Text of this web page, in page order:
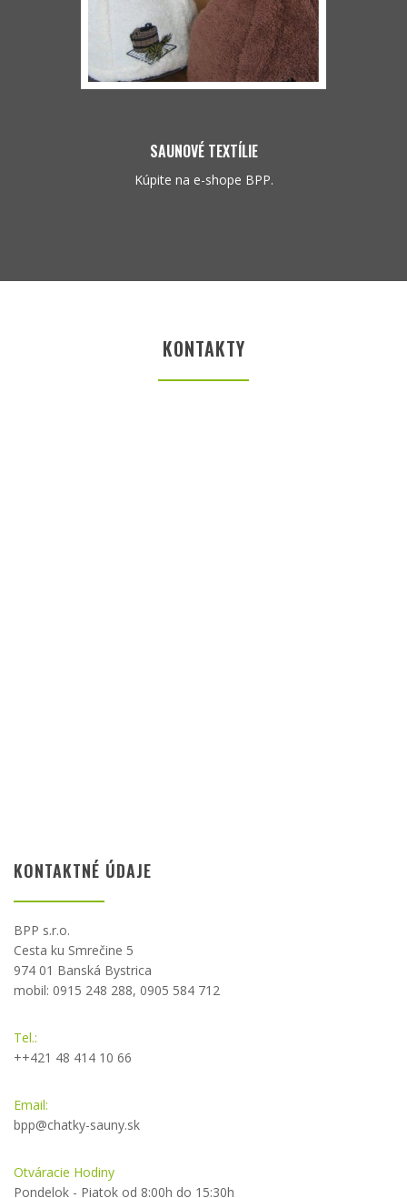
SAUNOVÉ TEXTÍLIE
Kúpite na e-shope BPP.
KONTAKTY
KONTAKTNÉ ÚDAJE
BPP s.r.o.
Cesta ku Smrečine 5
974 01 Banská Bystrica
mobil: 0915 248 288, 0905 584 712
Tel.:
++421 48 414 10 66
Email:
bpp@chatky-sauny.sk
Otváracie Hodiny
Pondelok - Piatok od 8:00h do 15:30h